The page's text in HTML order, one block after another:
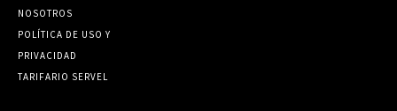
NOSOTROS
POLÍTICA DE USO Y
PRIVACIDAD
TARIFARIO SERVEL